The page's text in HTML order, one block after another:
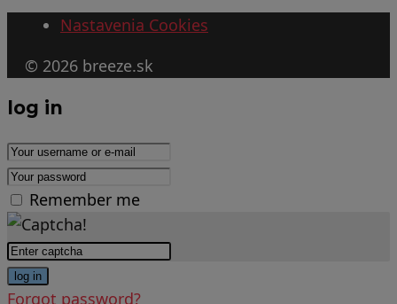
Nastavenia Cookies
© 2026 breeze.sk
log in
Remember me
log in
Forgot password?